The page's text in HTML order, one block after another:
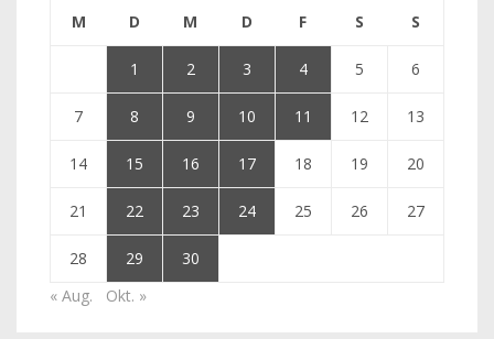
M D M D F S S
1 2 3 4 5 6
7 8 9 10 11 12 13
14 15 16 17 18 19 20
21 22 23 24 25 26 27
28 29
30
« Aug.
Okt. »